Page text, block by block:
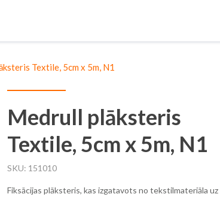
Textile, 5cm x 5m, N1
Medrull plāksteris
Textile, 5cm x 5m, N1
SKU 151010
Fiksācijas plāksteris, kas izgatavots no tekstilmateriāla uz